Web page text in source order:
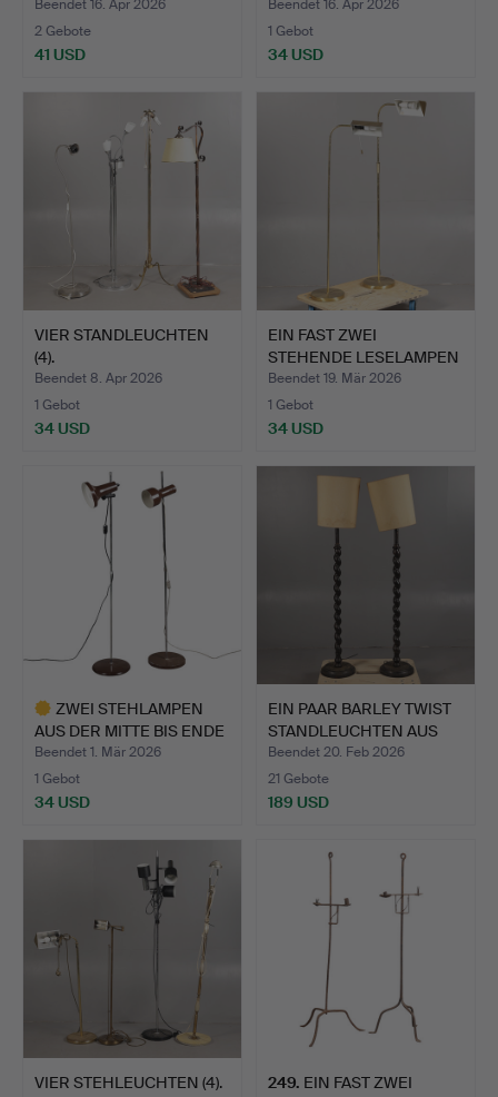
VERSTELLBARE LESELA…
Beendet 16. Apr 2026
2 Gebote
41 USD
Beendet 16. Apr 2026
1 Gebot
34 USD
VIER STANDLEUCHTEN
(4).
Beendet 8. Apr 2026
1 Gebot
34 USD
EIN FAST ZWEI
STEHENDE LESELAMPEN
AUS MESS…
Beendet 19. Mär 2026
1 Gebot
34 USD
ZWEI STEHLAMPEN
AUS DER MITTE BIS ENDE
DES…
Beendet 1. Mär 2026
1 Gebot
34 USD
EIN PAAR BARLEY TWIST
STANDLEUCHTEN AUS
ME…
Beendet 20. Feb 2026
21 Gebote
189 USD
VIER STEHLEUCHTEN (4). 249. EIN FAST ZWEI